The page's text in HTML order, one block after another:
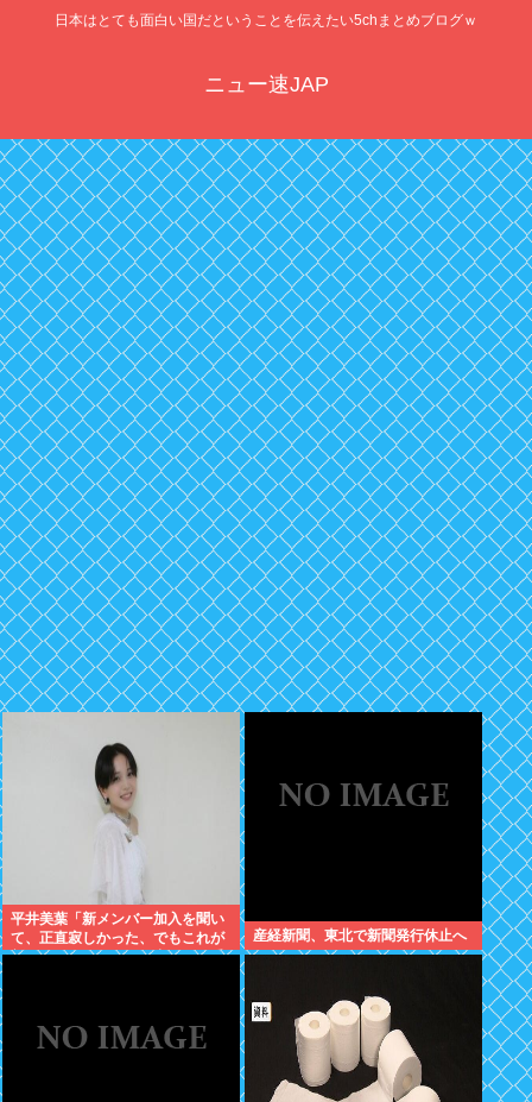
日本はとても面白い国だということを伝えたい5chまとめブログｗ
ニュー速JAP
平井美葉「新メンバー加入を聞い
て、正直寂しかった、でもこれが
新しいビヨなんだと、寂しさを受
産経新聞、東北で新聞発行休止へ